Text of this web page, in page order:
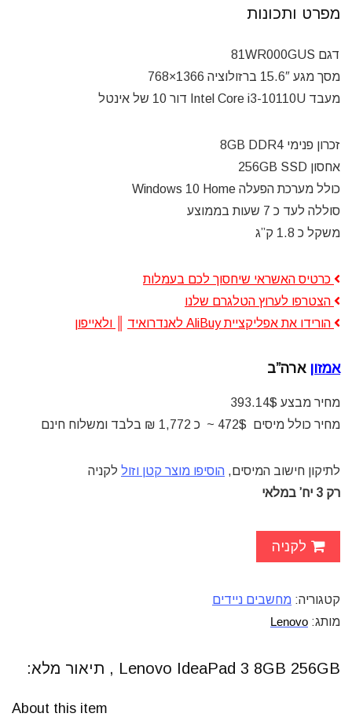
מפרט ותכונות
דגם 81WR000GUS
מסך מגע 15.6″ ברזולוציה 1366×768
מעבד Intel Core i3-10110U דור 10 של אינטל
זכרון פנימי 8GB DDR4
אחסון 256GB SSD
כולל מערכת הפעלה Windows 10 Home
סוללה לעד כ 7 שעות בממוצע
משקל כ 1.8 ק”ג
כרטיס האשראי שיחסוך לכם בעמלות
הצטרפו לערוץ הטלגרם שלנו
הורידו את אפליקציית AliBuy לאנדרואיד
ולאייפון
אמזון ארה”ב
מחיר מבצע 393.14$
מחיר כולל מיסים 472$ ~ כ 1,772 ₪ בלבד ומשלוח חינם
לתיקון חישוב המיסים, הוסיפו מוצר קטן וזול לקניה
רק 3 יח’ במלאי
לקניה
קטגוריה: מחשבים ניידים
מותג: Lenovo
Lenovo IdeaPad 3 8GB 256GB , תיאור מלא:
About this item